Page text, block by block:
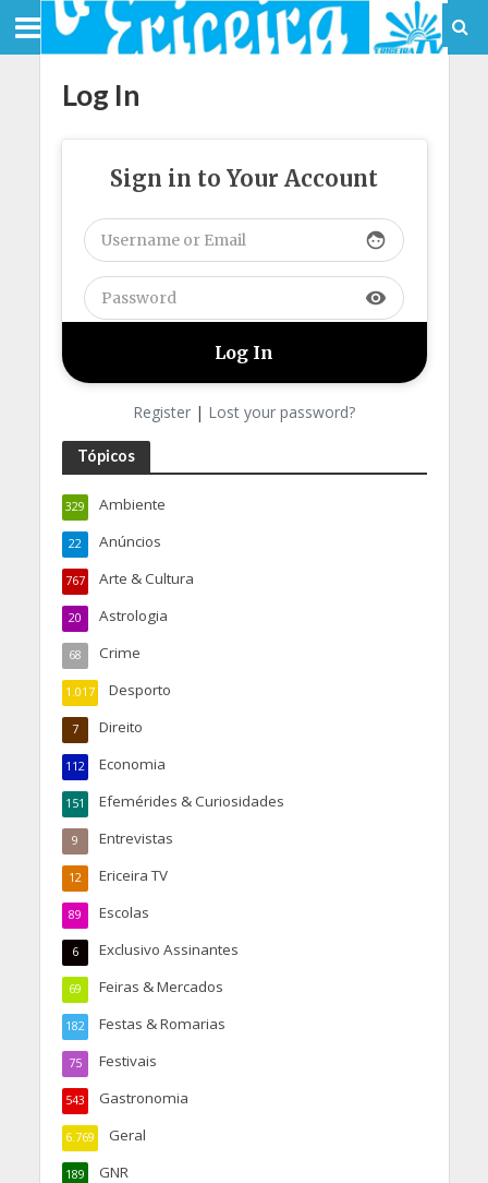
Log In
Sign in to Your Account
face
visibility
Register | Lost your password?
Tópicos
Ambiente
329
Anúncios
22
Arte & Cultura
767
Astrologia
20
Crime
68
Desporto
1.017
Direito
7
Economia
112
Efemérides & Curiosidades
151
Entrevistas
9
Ericeira TV
12
Escolas
89
Exclusivo Assinantes
6
Feiras & Mercados
69
Festas & Romarias
182
Festivais
75
Gastronomia
543
Geral
6.769
GNR
189